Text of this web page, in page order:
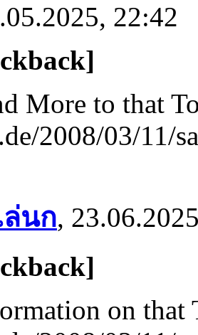
22:42
More to that
2008/03/11/
ล่นก,
on that